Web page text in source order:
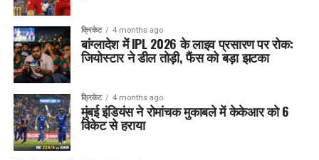
क्रिकेट 4 months ago
बांग्लादेश में IPL 2026 के लाइव प्रसारण पर रोक:
जियोस्टार ने डील तोड़ी, फैंस को बड़ा झटका
क्रिकेट 4 months ago
मुंबई इंडियंस ने रोमांचक मुकाबले में केकेआर को 6
विकेट से हराया